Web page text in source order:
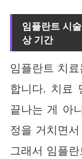
임플란트 시
상 기간
임플란트 치
합니다. 치료
끝나는 게 아
정을 거치면
그래서 임플